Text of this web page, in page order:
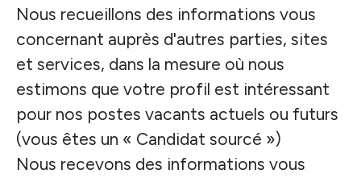
Nous recueillons des informations vous
concernant auprès d'autres parties, sites
et services, dans la mesure où nous
estimons que votre profil est intéressant
pour nos postes vacants actuels ou futurs
(vous êtes un « Candidat sourcé »)
Nous recevons des informations vous